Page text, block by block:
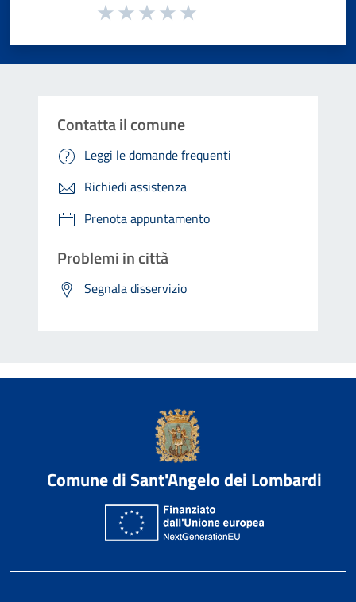
Valuta da 1 a 5 stelle la pagina
Contatta il comune
Leggi le domande frequenti
Richiedi assistenza
Prenota appuntamento
Problemi in città
Segnala disservizio
Comune di Sant'Angelo dei Lombardi